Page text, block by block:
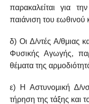
παρακαλείται για
παιάνιση του εωθινού
δ) Οι Δ/ντές Α/θμιας
Φυσικής Αγωγής,
θέματα της
ε) Η Αστυνομική Δ/
τήρηση της τάξης και